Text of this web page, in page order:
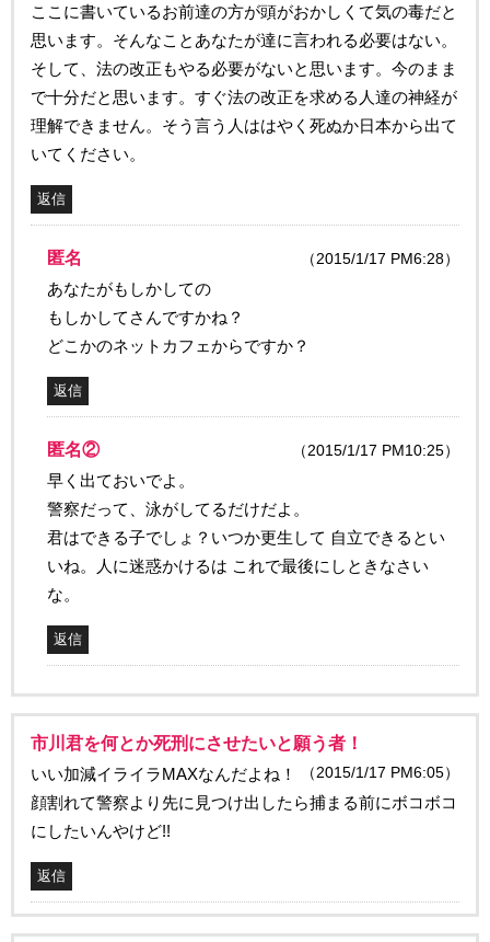
ここに書いているお前達の方が頭がおかしくて気の毒だと
思います。そんなことあなたが達に言われる必要はない。
そして、法の改正もやる必要がないと思います。今のまま
で十分だと思います。すぐ法の改正を求める人達の神経が
理解できません。そう言う人ははやく死ぬか日本から出て
いてください。
返信
匿名 （2015/1/17 PM6:28）
あなたがもしかしての
もしかしてさんですかね？
どこかのネットカフェからですか？
返信
匿名② （2015/1/17 PM10:25）
早く出ておいでよ。
警察だって、泳がしてるだけだよ。
君はできる子でしょ？いつか更生して 自立できるとい
いね。人に迷惑かけるは これで最後にしときなさい
な。
返信
市川君を何とか死刑にさせたいと願う者！
（2015/1/17 PM6:05）
いい加減イライラMAXなんだよね！
顔割れて警察より先に見つけ出したら捕まる前にボコボコ
にしたいんやけど!!
返信